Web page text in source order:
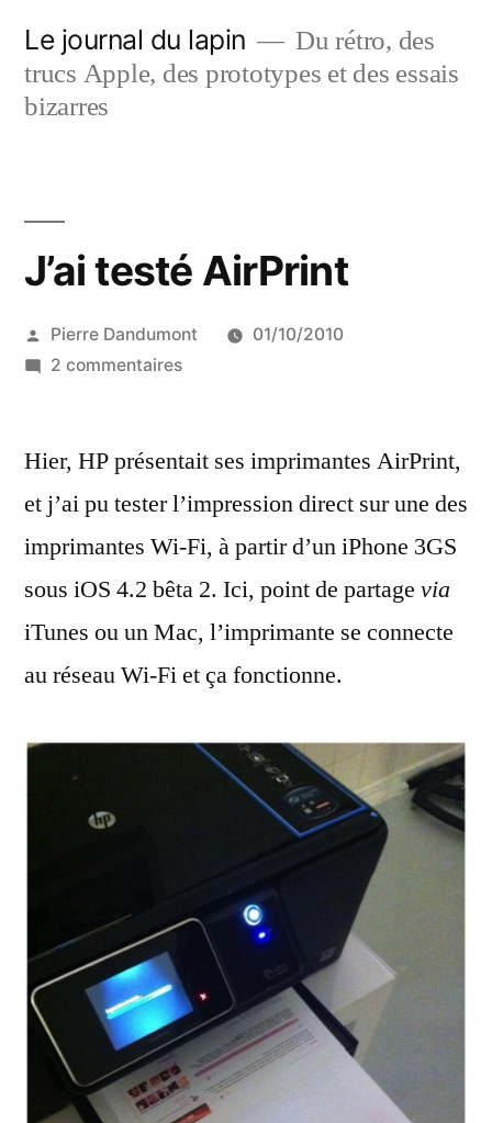
contenu
Le journal du lapin
Du rétro, des
trucs Apple, des prototypes et des essais
bizarres
J’ai testé AirPrint
Publié
par
Pierre Dandumont
01/10/2010
2 commentairessur
AirPrint
Hier, HP présentait ses imprimantes AirPrint,
et j’ai pu tester l’impression direct sur une des
imprimantes Wi-Fi, à partir d’un iPhone 3GS
sous iOS 4.2 bêta 2. Ici, point de partage via
iTunes ou un Mac, l’imprimante se connecte
au réseau Wi-Fi et ça fonctionne.